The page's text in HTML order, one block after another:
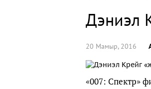
Дэниэл
20 Мамыр, 2016
«007: Спектр»